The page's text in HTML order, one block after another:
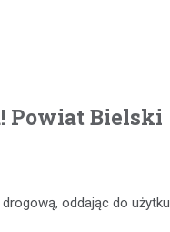
Powiat Bielski
oddając do użytku